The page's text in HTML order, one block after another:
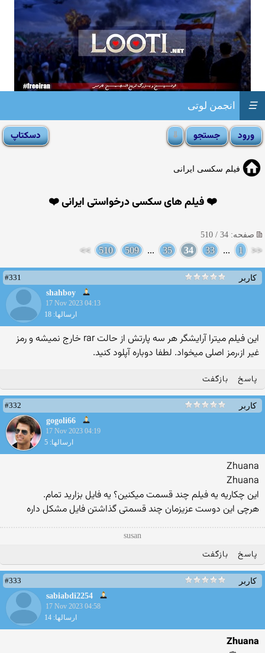
انجمن لوتی ☰
فیلم سکسی ایرانی
❤️ فیلم های سکسی درخواستی ایرانی ❤️
صفحه: 34 / 510
<<
1
...
33
34
35
...
509
510
>>
کاربر
#331
shahboy
17 Nov 2023 04:13
ارسالها: 18
این فیلم میترا آرایشگر هر سه پارتش از حالت rar خارج نمیشه و رمز
غیر از،رمز اصلی میخواد. لطفا دوباره آپلود کنید.
پاسخ بازگفت
کاربر
#332
gogoli66
17 Nov 2023 04:19
ارسالها: 5
Zhuana
Zhuana
این چکاریه یه فیلم چند قسمت میکنین؟ یه فایل بزارید تمام.
هرچی این دوست عزیزمان چند قسمتی گذاشتن فایل مشکل داره
susan
پاسخ بازگفت
کاربر
#333
sabiabdi2254
17 Nov 2023 04:58
ارسالها: 14
Zhuana